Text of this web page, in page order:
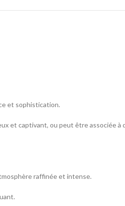
et sophistication.
et captivant, ou peut être associée à
raffinée et intense.